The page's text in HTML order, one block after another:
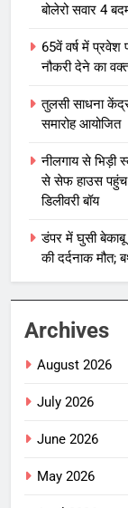
बोलेरो सवार 4
65वें वर्ष में प्रवेश
नौकरी देने का
तुलसी साधना केंद्र
समारोह आयोजित
नीलगाय से भिड़ी
से सेफ हाउस पहुंच
डिलीवरी बॉय
डंपर में घुसी बेकाबू
की दर्दनाक मौत;
Archives
August 2026
July 2026
June 2026
May 2026